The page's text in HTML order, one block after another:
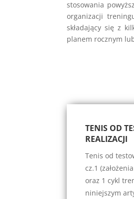
stosowania
organizacji
składający się z
planem rocznym
TENIS OD
REALIZACJI
Tenis od
cz.1
oraz 1 cykl
niniejszym